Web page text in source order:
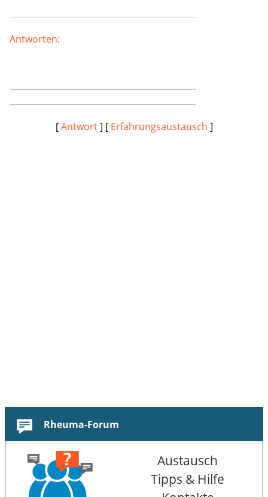
Antworten:
[Antwort] [ Erfahrungsaustausch ]
Rheuma-Forum
Austausch
Tipps & Hilfe